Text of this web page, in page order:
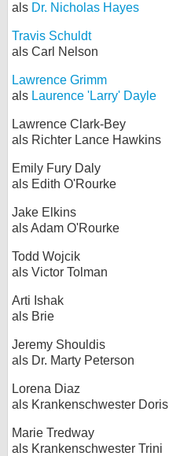
als Dr. Nicholas Hayes
Travis Schuldt
als Carl Nelson
Lawrence Grimm
als Laurence 'Larry' Dayle
Lawrence Clark-Bey
als Richter Lance Hawkins
Emily Fury Daly
als Edith O'Rourke
Jake Elkins
als Adam O'Rourke
Todd Wojcik
als Victor Tolman
Arti Ishak
als Brie
Jeremy Shouldis
als Dr. Marty Peterson
Lorena Diaz
als Krankenschwester Doris
Marie Tredway
als Krankenschwester Trini